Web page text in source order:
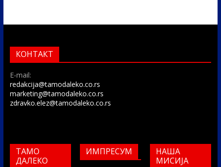
КОНТАКТ
E-mail:
redakcija@tamodaleko.co.rs
marketing@tamodaleko.co.rs
zdravko.elez@tamodaleko.co.rs
ТАМО
ДАЛЕКО
ИМПРЕСУМ
НАША
МИСИЈА